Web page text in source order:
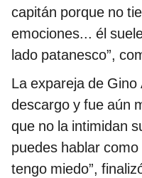
capitán porque no
emociones... él
lado patanesco”,
La expareja de
descargo y fue aún
que no la intimidan
puedes hablar
tengo miedo”,